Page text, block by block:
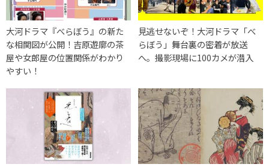
大河ドラマ『べらぼう』の新た
な相関図が公開！吉原遊廓の茶
屋や女郎屋の位置関係がわかり
やすい！
見逃せないぞ！大河ドラマ「べ
らぼう」舞台裏の密着が放送
へ。撮影現場に100カメが潜入